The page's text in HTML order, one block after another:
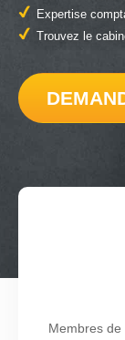
Expertise
Trouvez le
Membres